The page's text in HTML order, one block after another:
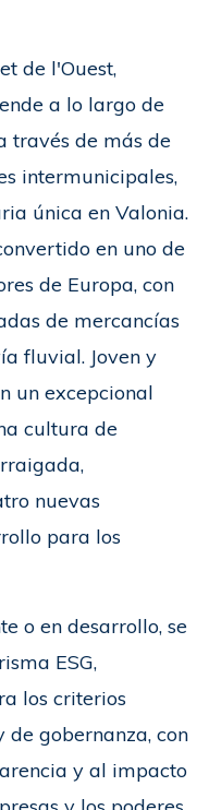
de l'Ouest,
a lo largo de
través de más de
intermunicipales,
única en Valonia.
en uno de
de Europa, con
de mercancías
fluvial. Joven y
un excepcional
cultura de
nuevas
para los
o en desarrollo, se
ESG,
los criterios
de gobernanza, con
y al impacto